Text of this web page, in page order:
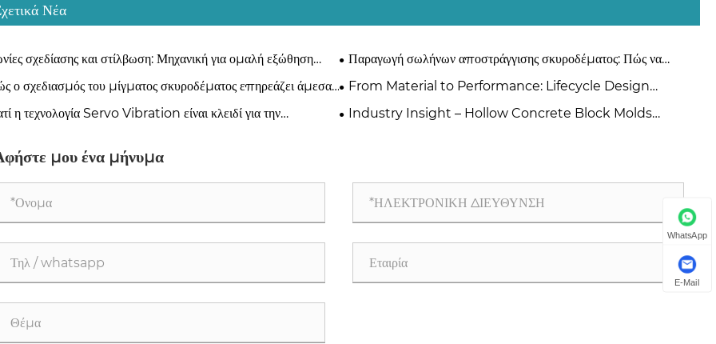
Νέα
σχεδίασης και στίλβωση: Μηχανική για ομαλή εξώθηση
Παραγωγή σωλήνων αποστράγγισης σκυροδέματος: Πώς να
επιλέξετε μεταξύ μεθόδων εξώθησης και ανάρτησης κυλίνδρων;
ο σχεδιασμός του μίγματος σκυροδέματος επηρεάζει άμεσα
επιλογή υλικού καλουπιού
From Material to Performance: Lifecycle Design
Principles for High-Quality Concrete Steel Moulds
η τεχνολογία Servo Vibration είναι κλειδί για την
Industry Insight – Hollow Concrete Block Molds
μου ένα μήνυμα
WhatsApp
E-Mail